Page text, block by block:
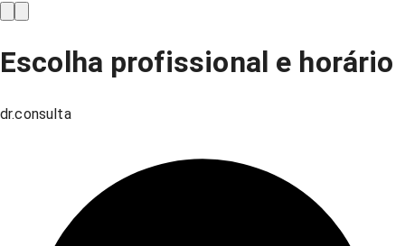
Escolha profissional e horário
dr.consulta